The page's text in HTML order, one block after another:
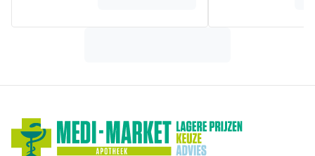
Samenstelling
Kamerparfum van natuurlijke oorsprong,
gecontroleerd door Ecocert Greenlife – F326.